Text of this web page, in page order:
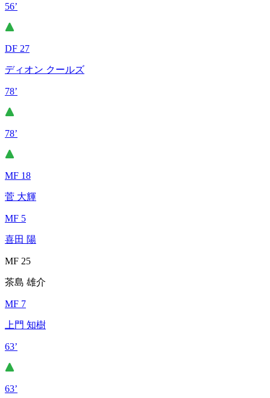
56’
DF 27
ディオン クールズ
78’
78’
MF 18
菅 大輝
MF 5
喜田 陽
MF 25
茶島 雄介
MF 7
上門 知樹
63’
63’